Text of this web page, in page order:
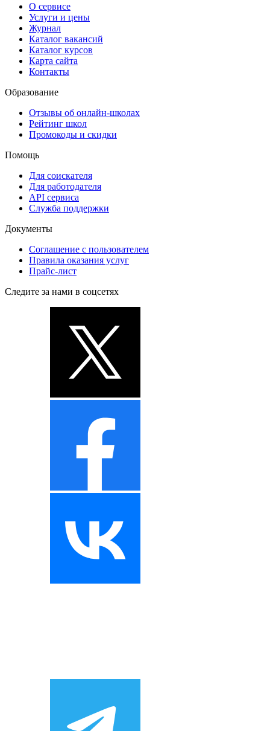
О сервисе
Услуги и цены
Журнал
Каталог вакансий
Каталог курсов
Карта сайта
Контакты
Образование
Отзывы об онлайн-школах
Рейтинг школ
Промокоды и скидки
Помощь
Для соискателя
Для работодателя
API сервиса
Служба поддержки
Документы
Соглашение с пользователем
Правила оказания услуг
Прайс-лист
Следите за нами в соцсетях